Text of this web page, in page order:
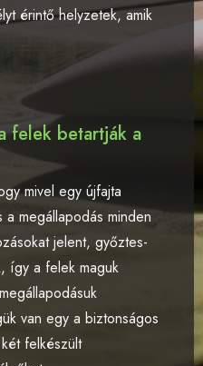
érintő helyzetek, amik
felek betartják a
mivel egy újfajta
megállapodás minden
jelent, győztes-
így a felek maguk
van egy a biztonságos
felkészült